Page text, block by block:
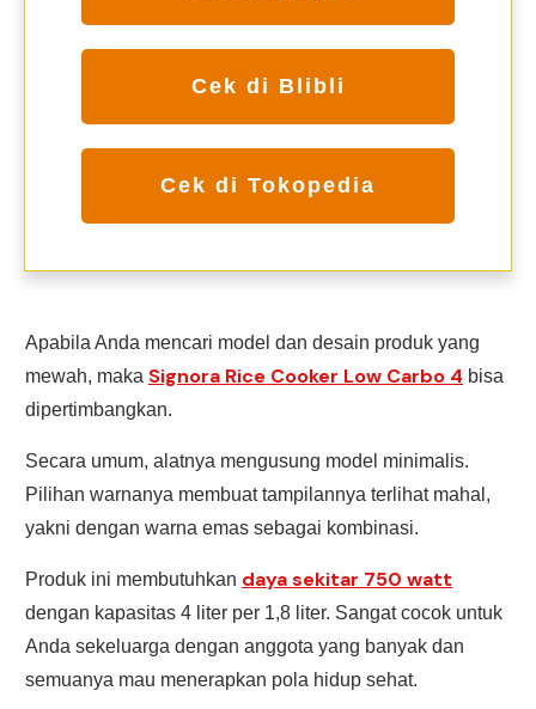
Cek di Blibli
Cek di Tokopedia
Apabila Anda mencari model dan desain produk yang
mewah, maka Signora Rice Cooker Low Carbo 4 bisa
dipertimbangkan.
Secara umum, alatnya mengusung model minimalis.
Pilihan warnanya membuat tampilannya terlihat mahal,
yakni dengan warna emas sebagai kombinasi.
Produk ini membutuhkan daya sekitar 750 watt
dengan kapasitas 4 liter per 1,8 liter. Sangat cocok untuk
Anda sekeluarga dengan anggota yang banyak dan
semuanya mau menerapkan pola hidup sehat.